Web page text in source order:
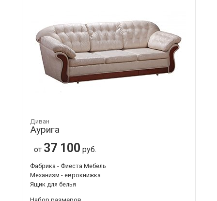
Диван
Аурига
от 37 100 руб.
Фабрика - Фиеста Мебель
Механизм - еврокнижка
Ящик для белья
Набор размеров